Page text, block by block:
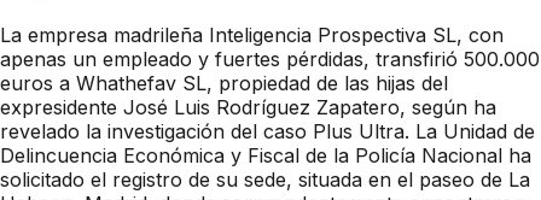
La empresa madrileña Inteligencia Prospectiva SL, con
apenas un empleado y fuertes pérdidas, transfirió 500.000
euros a Whathefav SL, propiedad de las hijas del
expresidente José Luis Rodríguez Zapatero, según ha
revelado la investigación del caso Plus Ultra. La Unidad de
Delincuencia Económica y Fiscal de la Policía Nacional ha
solicitado el registro de su sede, situada en el paseo de La